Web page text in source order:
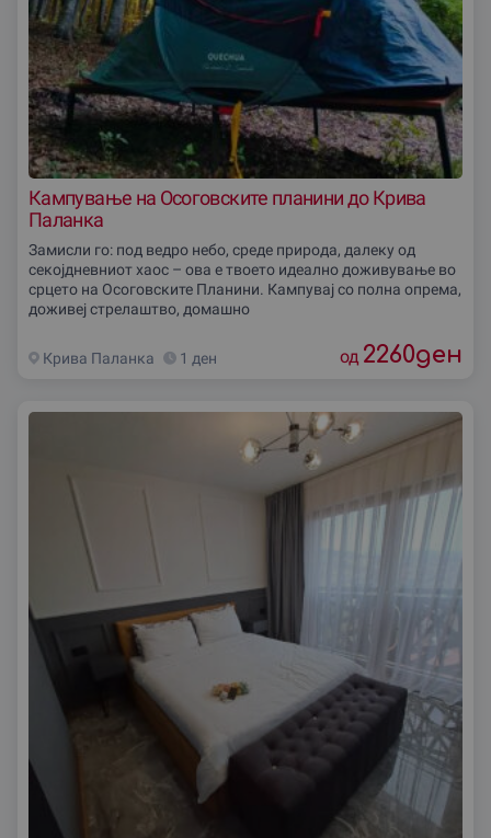
Кампување на Осоговските планини до Крива
Паланка
Замисли го: под ведро небо, среде природа, далеку од
секојдневниот хаос – ова е твоето идеално доживување во
срцето на Осоговските Планини. Кампувај со полна опрема,
доживеј стрелаштво, домашно
Крива Паланка 1 ден од 2260ден